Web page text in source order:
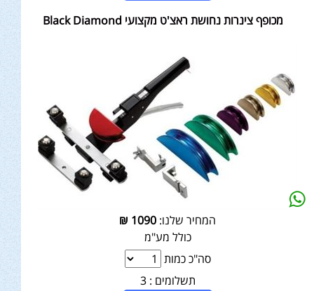
מכופף צינרות נחושת ראצ'ט מקצועי Black Diamond
המחיר שלנו: 1090
₪
כולל מע"מ
סה"כ כמות
תשלומים : 3